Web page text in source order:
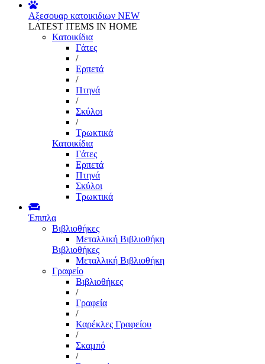
Αξεσουαρ κατοικιδιων NEW
LATEST ITEMS IN HOME
Κατοικίδια
Γάτες
/
Ερπετά
/
Πτηνά
/
Σκύλοι
/
Τρωκτικά
Κατοικίδια
Γάτες
Ερπετά
Πτηνά
Σκύλοι
Τρωκτικά
Έπιπλα
Βιβλιοθήκες
Μεταλλική Βιβλιοθήκη
Βιβλιοθήκες
Μεταλλική Βιβλιοθήκη
Γραφείο
Βιβλιοθήκες
/
Γραφεία
/
Καρέκλες Γραφείου
/
Σκαμπό
/